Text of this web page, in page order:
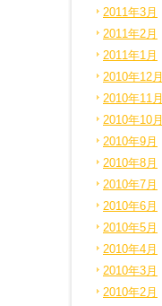
2011年3月
2011年2月
2011年1月
2010年12月
2010年11月
2010年10月
2010年9月
2010年8月
2010年7月
2010年6月
2010年5月
2010年4月
2010年3月
2010年2月